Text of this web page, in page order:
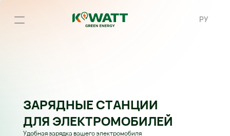
РУ
ЗАРЯДНЫЕ СТАНЦИИ
ДЛЯ ЭЛЕКТРОМОБИЛЕЙ
Удобная зарядка вашего электромобиля